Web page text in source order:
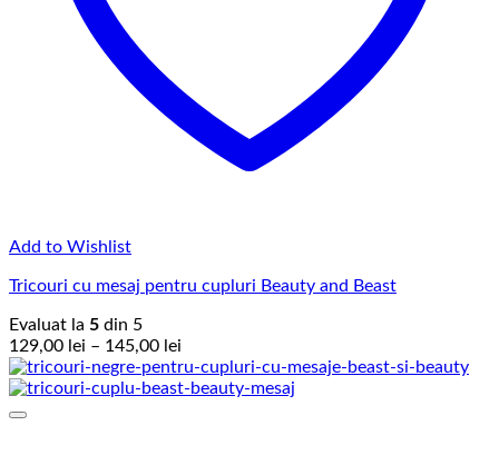
Add to Wishlist
Tricouri cu mesaj pentru cupluri Beauty and Beast
Evaluat la 5 din 5
129,00 lei – 145,00 lei
de
prețuri: